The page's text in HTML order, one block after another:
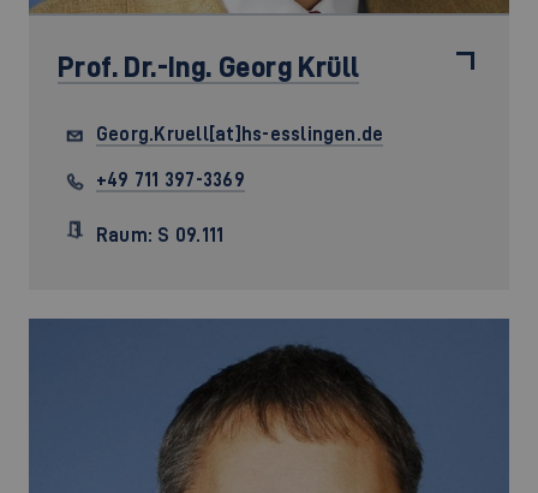
Prof. Dr.-Ing. Georg Krüll
Georg.Kruell[at]hs-esslingen.de
+49 711 397-3369
Raum: S 09.111